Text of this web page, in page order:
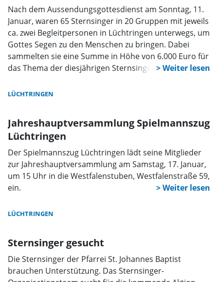
Nach dem Aussendungsgottesdienst am Sonntag, 11.
Januar, waren 65 Sternsinger in 20 Gruppen mit jeweils
ca. zwei Begleitpersonen in Lüchtringen unterwegs, um
Gottes Segen zu den Menschen zu bringen. Dabei
sammelten sie eine Summe in Höhe von 6.000 Euro für
das Thema der diesjährigen Sternsingeraktion „Schule
LÜCHTRINGEN
Jahreshauptversammlung Spielmannszug
Lüchtringen
Der Spielmannszug Lüchtringen lädt seine Mitglieder
zur Jahreshauptversammlung am Samstag, 17. Januar,
um 15 Uhr in die Westfalenstuben, Westfalenstraße 59,
ein.
LÜCHTRINGEN
Sternsinger gesucht
Die Sternsinger der Pfarrei St. Johannes Baptist
brauchen Unterstützung. Das Sternsinger-